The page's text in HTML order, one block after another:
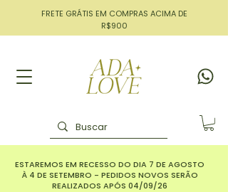
FRETE GRÁTIS EM COMPRAS ACIMA DE
R$900
ESTAREMOS EM RECESSO DO DIA 7 DE AGOSTO
À 4 DE SETEMBRO - PEDIDOS NOVOS SERÃO
REALIZADOS APÓS 04/09/26